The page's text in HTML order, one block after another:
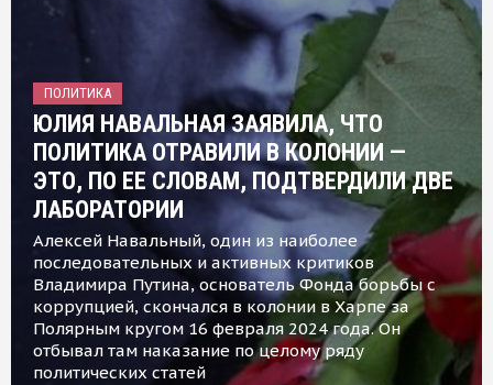
ПОЛИТИКА
ЮЛИЯ НАВАЛЬНАЯ ЗАЯВИЛА, ЧТО
ПОЛИТИКА ОТРАВИЛИ В КОЛОНИИ —
ЭТО, ПО ЕЕ СЛОВАМ, ПОДТВЕРДИЛИ ДВЕ
ЛАБОРАТОРИИ
Алексей Навальный, один из наиболее
последовательных и активных критиков
Владимира Путина, основатель Фонда борьбы с
коррупцией, скончался в колонии в Харпе за
Полярным кругом 16 февраля 2024 года. Он
отбывал там наказание по целому ряду
политических статей